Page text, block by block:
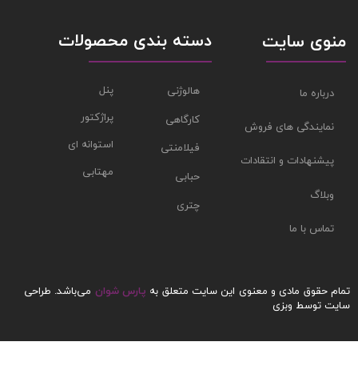
منوی سایت
درباره ما
نمایندگی های فروش
پیشنهادات و انتقادات
وبلاگ
تماس با ما
تمام حقوق مادی و معنوی این سایت متعلق به پارس شوان می‌باشد. طراحی
سایت توسط وبزی
دسته بندی محصولات
هالوژنی
کارگاهی
فیلامنتی
حبابی
چتری
پنل
پراژکتور
استوانه ای
مهتابی